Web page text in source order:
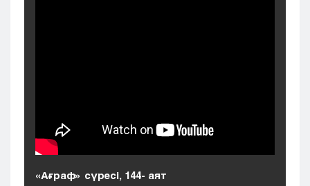
Уральск
Усть-Каменогорск
«Ағраф» сүресі, 144- аят